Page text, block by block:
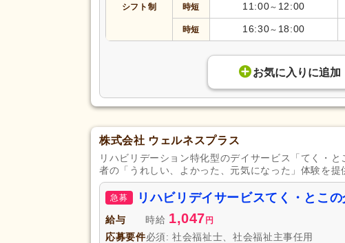
シフト制 時短 11:00～ 12:00
時短 16:30～ 18:00
お気に入り に追加
株式会社 ウェルネスプラス
リハビリデーション特化型のデイサービス「てく・
者の「うれしい、よかった、元気になった」体験を提
急募 リハビリデイサービスてく・とこ
給与 時給 1,047 円
応募要件必須: 社会福祉士、社会福祉主事任用